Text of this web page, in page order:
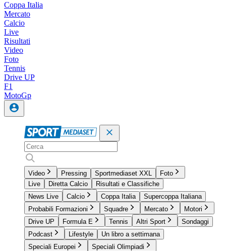
Coppa Italia
Mercato
Calcio
Live
Risultati
Video
Foto
Tennis
Drive UP
F1
MotoGp
Video Pressing Sportmediaset XXL
Foto
Live
Diretta Calcio
Risultati e Classifiche
News Live
Calcio Coppa Italia
Supercoppa Italiana
Probabili Formazioni
Squadre Mercato
Motori
Drive UP
Formula E Tennis Altri Sport
Sondaggi
Podcast
Lifestyle
Un libro a settimana
Speciali Europei
Speciali Olimpiadi